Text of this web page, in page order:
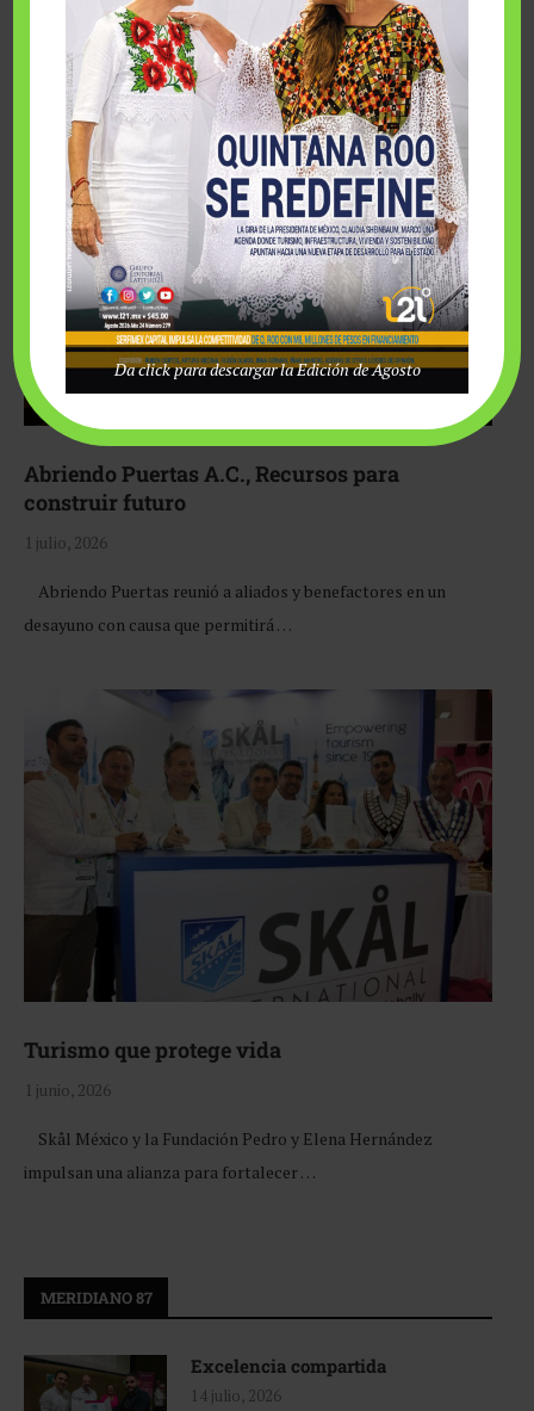
Fairmont Mayakoba y Make-A-Wish México unieron
esfuerzos para hacer realidad el deseo de una …
Abriendo Puertas A.C., Recursos para
construir futuro
1 julio, 2026
Abriendo Puertas reunió a aliados y benefactores en un
desayuno con causa que permitirá …
Turismo que protege vida
1 junio, 2026
Skål México y la Fundación Pedro y Elena Hernández
impulsan una alianza para fortalecer …
MERIDIANO 87
Excelencia compartida
14 julio, 2026
Da click para descargar la Edición de Agosto